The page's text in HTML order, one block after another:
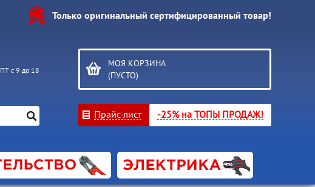
Только оригинальный сертифицированный товар!
с 9 до 18
МОЯ КОРЗИНА
(ПУСТО)
Прайс-лист -25% на ТОПЫ ПРОДАЖ!